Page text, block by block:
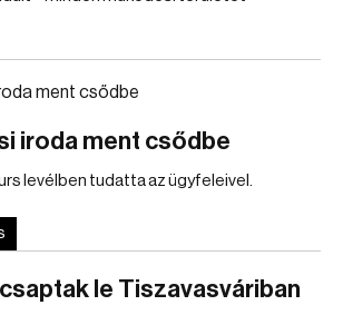
iroda ment csődbe
levélben tudatta az ügyfeleivel.
le Tiszavasváriban